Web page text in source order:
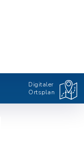
Digitaler
Ortsplan